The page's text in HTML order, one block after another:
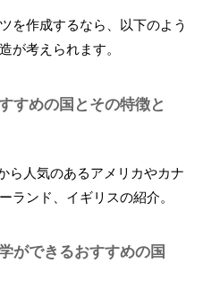
を作成するなら、以下のよう
が考えられます。
すめの国とその特徴と
ら人気のあるアメリカやカナ
ランド、イギリスの紹介。
ができるおすすめの国